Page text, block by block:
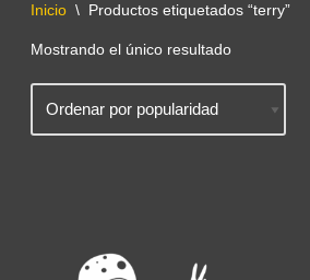
Inicio \ Productos etiquetados “terry”
Mostrando el único resultado